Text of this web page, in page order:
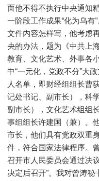
面他不得不执行中央通知
一阶段工作成果“化为乌有
文件内容怎样写，他考虑
央的办法，题为《中共上
教育、文化艺术、外事各
中“一元化，党政不分”大
人名单，即财经组组长曹
记处书记、副市长），科
副市长），文化艺术组组
事组组长许建国（兼）。
市长，他们具有党政双重
件，符合国家法律程序。
召开市人民委员会通过决
决定后召开”。我对曾涛秘